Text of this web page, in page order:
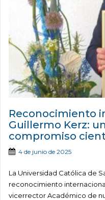
Reconocimiento
Guillermo Kerz:
compromiso
4 de junio de 2025
La Universidad Católica de
reconocimiento
vicerrector Académico de